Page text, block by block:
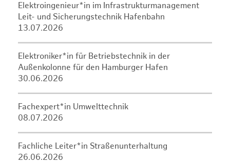
Elektroingenieur*in im Infrastrukturmanagement
Leit- und Sicherungstechnik Hafenbahn
13.07.2026
Elektroniker*in für Betriebstechnik in der
Außenkolonne für den Hamburger Hafen
30.06.2026
Fachexpert*in Umwelttechnik
08.07.2026
Fachliche Leiter*in Straßenunterhaltung
26.06.2026